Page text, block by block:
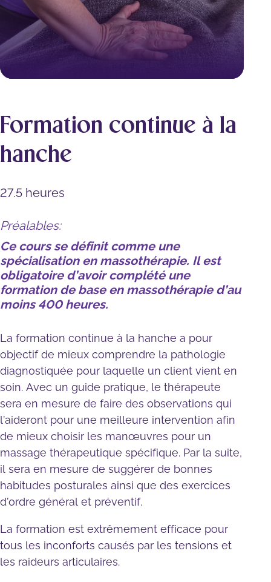
Formation continue à la
hanche
27.5 heures
Préalables:
Ce cours se définit comme une
spécialisation en massothérapie. Il est
obligatoire d’avoir complété une
formation de base en massothérapie d’au
moins 400 heures.
La formation continue à la hanche a pour
objectif de mieux comprendre la pathologie
diagnostiquée pour laquelle un client vient en
soin. Avec un guide pratique, le thérapeute
sera en mesure de faire des observations qui
l’aideront pour une meilleure intervention afin
de mieux choisir les manœuvres pour un
massage thérapeutique spécifique. Par la suite,
il sera en mesure de suggérer de bonnes
habitudes posturales ainsi que des exercices
d’ordre général et préventif.
La formation est extrêmement efficace pour
tous les inconforts causés par les tensions et
les raideurs articulaires.